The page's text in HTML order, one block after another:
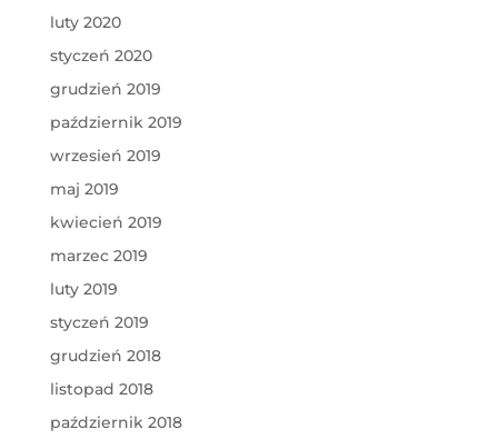
luty 2020
styczeń 2020
grudzień 2019
październik 2019
wrzesień 2019
maj 2019
kwiecień 2019
marzec 2019
luty 2019
styczeń 2019
grudzień 2018
listopad 2018
październik 2018